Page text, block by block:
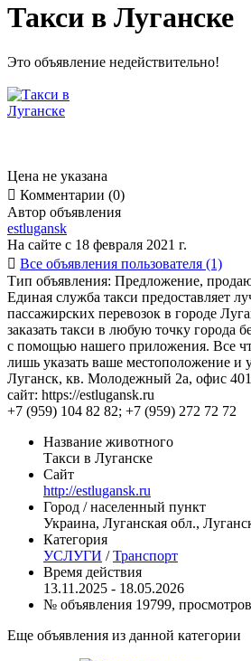
Такси в Луганске
Это объявление недействительно!
Цена не указана
 Комментарии (0)
Автор объявления
estlugansk
На сайте с 18 февраля 2021 г.
 Все объявления пользователя (1)
Тип объявления: Предложение,
Единая служба такси предоставляет
пассажирских перевозок в городе
заказать такси в любую точку города
с помощью нашего приложения. Все
лишь указать ваше местоположение и
Луганск, кв. Молодежный 2а, офис 401
сайт: https://estlugansk.ru
+7 (959) 104 82 82; +7 (959) 272 72 72
Название животного
Такси в Луганске
Сайт
http://estlugansk.ru
Город / населенный пункт
Украина, Луганская обл.,
Категория
УСЛУГИ /Транспорт
Время действия
13.11.2025 - 18.05.2026
№ объявления 19799,
Еще объявления из данной категории